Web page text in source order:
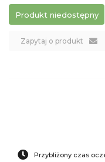
Produkt niedostępny
Zapytaj o produkt
Przybliżony czas